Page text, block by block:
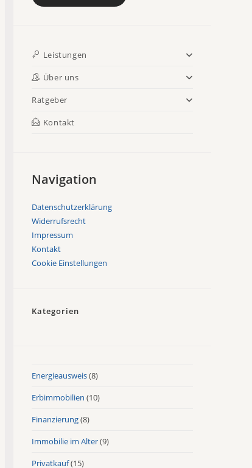
Leistungen
Über uns
Ratgeber
Kontakt
Navigation
Datenschutzerklärung
Widerrufsrecht
Impressum
Kontakt
Cookie Einstellungen
Kategorien
Energieausweis(8)
Erbimmobilien (10)
Finanzierung(8)
Immobilie im Alter(9)
Privatkauf(15)